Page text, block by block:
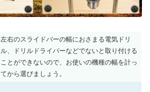
左右のスライドバーの幅におさまる電気ドリ
ル、ドリルドライバーなどでないと取り付ける
ことができないので、お使いの機種の幅を計っ
てから選びましょう。